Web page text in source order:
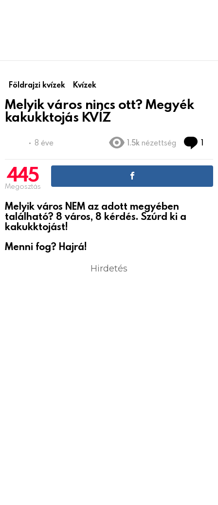
Földrajzi kvízek Kvízek
Melyik város nincs ott? Megyék
kakukktojás KVÍZ
8 éve 1.5k nézettség 1
445
Megosztás
Melyik város NEM az adott megyében
található? 8 város, 8 kérdés. Szúrd ki a
kakukktojást!
Menni fog? Hajrá!
Hirdetés